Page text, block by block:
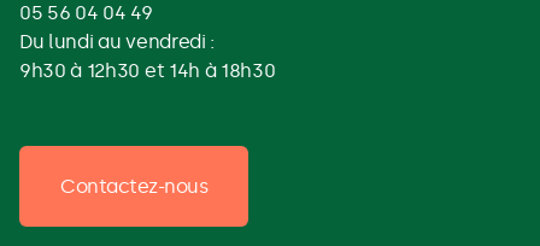
05 56 04 04 49
Du lundi au vendredi :
9h30 à 12h30 et 14h à 18h30
Contactez-nous